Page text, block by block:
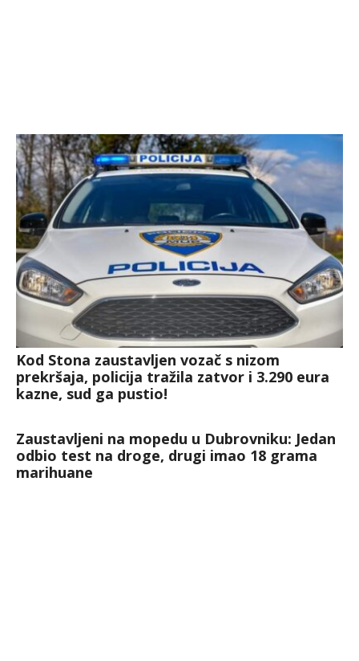
Kod Stona zaustavljen vozač s nizom
prekršaja, policija tražila zatvor i 3.290 eura
kazne, sud ga pustio!
Zaustavljeni na mopedu u Dubrovniku: Jedan
odbio test na droge, drugi imao 18 grama
marihuane